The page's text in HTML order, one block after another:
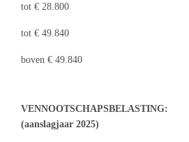
tot € 28.800
tot € 49.840
boven € 49.840
VENNOOTSCHAPSBELASTING:
(aanslagjaar 2025)